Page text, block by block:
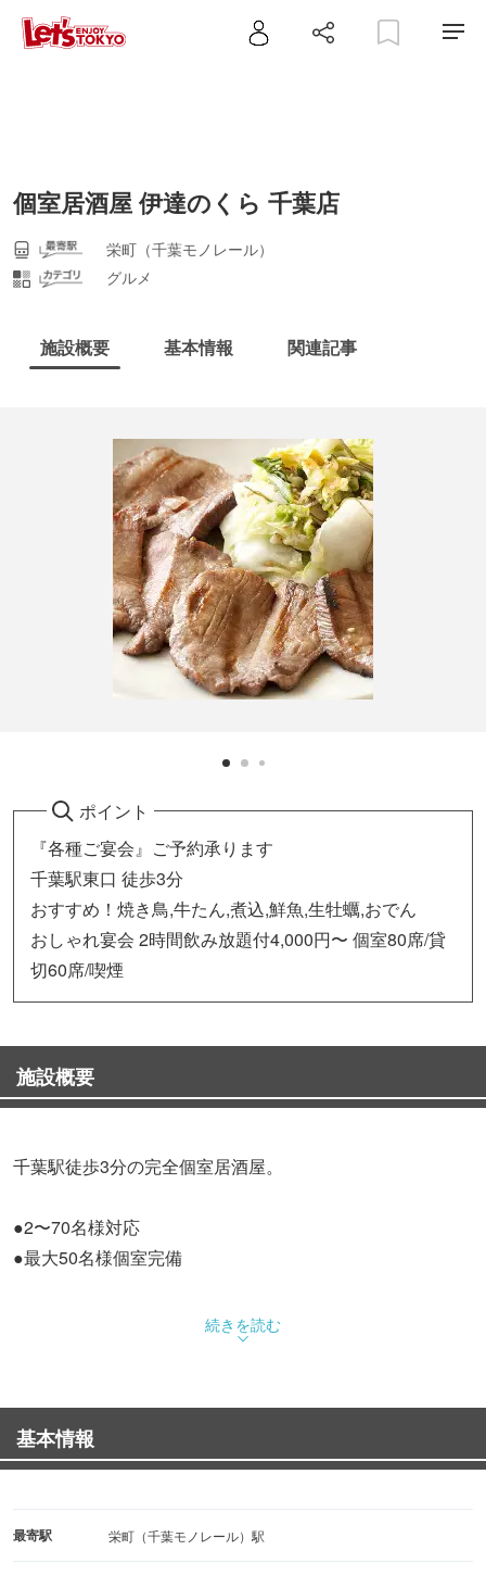
個室居酒屋 伊達のくら 千葉店
栄町（千葉モノレール）
グルメ
施設概要 基本情報 関連記事
ポイント
『各種ご宴会』ご予約承ります
千葉駅東口 徒歩3分
おすすめ！焼き鳥,牛たん,煮込,鮮魚,生牡蠣,おでん
おしゃれ宴会 2時間飲み放題付4,000円〜 個室80席/貸
切60席/喫煙
施設概要
千葉駅徒歩3分の完全個室居酒屋。
●2〜70名様対応
●最大50名様個室完備
夏宴会・夏まつりフェア・納涼会・企業宴会・歓迎会・送
別会・同窓会に最適。当日個室予約・昼飲みOK！
能。酒蔵厳選日本酒35種類以上、獺祭飲み放題も人気。
飲み放題付宴会コース4,000円〜、接待や記念日、ご家族で
続きを読む
基本情報
最寄駅 栄町（千葉モノレール）駅